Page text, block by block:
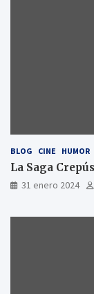
BLOG CINE HUMOR
La Saga
31 enero 2024